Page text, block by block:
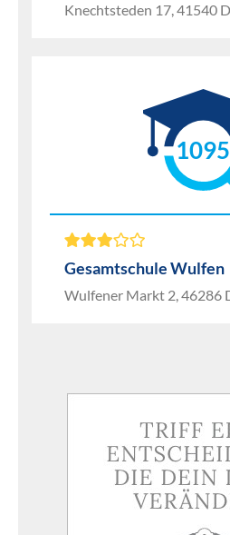
Knechtsteden 17, 41540
1095
Gesamtschule Wulfen
Wulfener Markt 2, 46286